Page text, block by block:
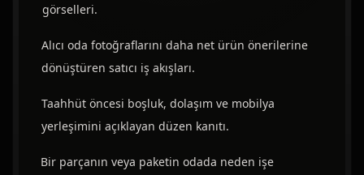
görselleri.
Alıcı oda fotoğraflarını daha net ürün önerilerine
dönüştüren satıcı iş akışları.
Taahhüt öncesi boşluk, dolaşım ve mobilya
yerleşimini açıklayan düzen kanıtı.
Bir parçanın veya paketin odada neden işe